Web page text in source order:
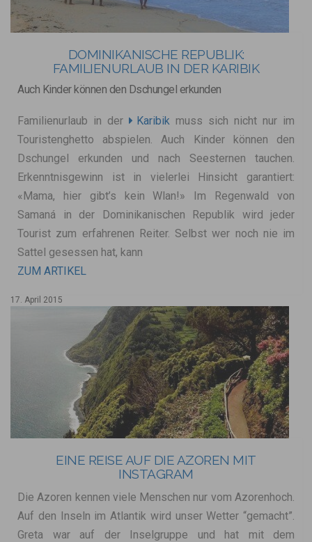
DOMINIKANISCHE REPUBLIK:
FAMILIENURLAUB IN DER KARIBIK
Auch Kinder können den Dschungel erkunden
Familienurlaub in der Karibikmuss sich nicht nur im
Touristenghetto abspielen. Auch Kinder können den
Dschungel erkunden und nach Seesternen tauchen.
Erkenntnisgewinn ist in vielerlei Hinsicht garantiert:
«Mama, hier gibt’s kein Wlan!» Im Regenwald von
Samaná in der Dominikanischen Republik wird jeder
Tourist zum erfahrenen Reiter. Selbst wer noch nie im
Sattel gesessen hat, kann
ZUM ARTIKEL
17. April 2015
EINE REISE AUF DIE AZOREN MIT
INSTAGRAM
Die Azoren kennen viele Menschen nur vom Azorenhoch.
Auf den Inseln im Atlantik wird unser Wetter “gemacht”.
Greta war auf der Inselgruppe und hat mit dem